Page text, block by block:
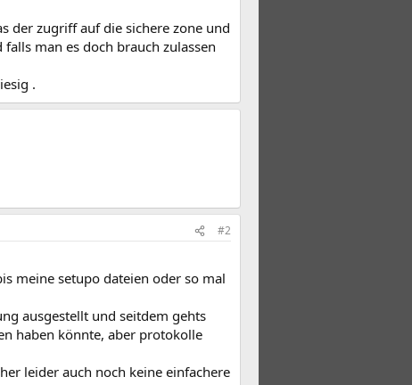
der zugriff auf die sichere zone und
man es doch brauch zulassen
.
#2
meine setupo dateien oder so mal
ausgestellt und seitdem gehts
haben könnte, aber protokolle
leider auch noch keine einfachere